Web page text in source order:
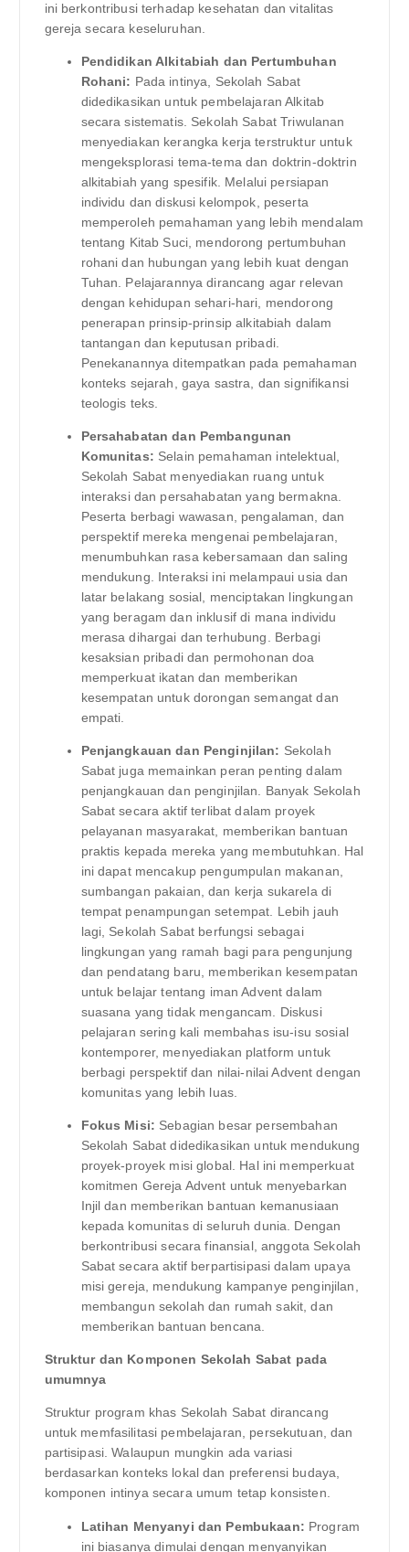
ini berkontribusi terhadap kesehatan dan vitalitas
gereja secara keseluruhan.
Pendidikan Alkitabiah dan Pertumbuhan
Rohani: Pada intinya, Sekolah Sabat
didedikasikan untuk pembelajaran Alkitab
secara sistematis. Sekolah Sabat Triwulanan
menyediakan kerangka kerja terstruktur untuk
mengeksplorasi tema-tema dan doktrin-doktrin
alkitabiah yang spesifik. Melalui persiapan
individu dan diskusi kelompok, peserta
memperoleh pemahaman yang lebih mendalam
tentang Kitab Suci, mendorong pertumbuhan
rohani dan hubungan yang lebih kuat dengan
Tuhan. Pelajarannya dirancang agar relevan
dengan kehidupan sehari-hari, mendorong
penerapan prinsip-prinsip alkitabiah dalam
tantangan dan keputusan pribadi.
Penekanannya ditempatkan pada pemahaman
konteks sejarah, gaya sastra, dan signifikansi
teologis teks.
Persahabatan dan Pembangunan
Komunitas: Selain pemahaman intelektual,
Sekolah Sabat menyediakan ruang untuk
interaksi dan persahabatan yang bermakna.
Peserta berbagi wawasan, pengalaman, dan
perspektif mereka mengenai pembelajaran,
menumbuhkan rasa kebersamaan dan saling
mendukung. Interaksi ini melampaui usia dan
latar belakang sosial, menciptakan lingkungan
yang beragam dan inklusif di mana individu
merasa dihargai dan terhubung. Berbagi
kesaksian pribadi dan permohonan doa
memperkuat ikatan dan memberikan
kesempatan untuk dorongan semangat dan
empati.
Penjangkauan dan Penginjilan: Sekolah
Sabat juga memainkan peran penting dalam
penjangkauan dan penginjilan. Banyak Sekolah
Sabat secara aktif terlibat dalam proyek
pelayanan masyarakat, memberikan bantuan
praktis kepada mereka yang membutuhkan. Hal
ini dapat mencakup pengumpulan makanan,
sumbangan pakaian, dan kerja sukarela di
tempat penampungan setempat. Lebih jauh
lagi, Sekolah Sabat berfungsi sebagai
lingkungan yang ramah bagi para pengunjung
dan pendatang baru, memberikan kesempatan
untuk belajar tentang iman Advent dalam
suasana yang tidak mengancam. Diskusi
pelajaran sering kali membahas isu-isu sosial
kontemporer, menyediakan platform untuk
berbagi perspektif dan nilai-nilai Advent dengan
komunitas yang lebih luas.
Fokus Misi: Sebagian besar persembahan
Sekolah Sabat didedikasikan untuk mendukung
proyek-proyek misi global. Hal ini memperkuat
komitmen Gereja Advent untuk menyebarkan
Injil dan memberikan bantuan kemanusiaan
kepada komunitas di seluruh dunia. Dengan
berkontribusi secara finansial, anggota Sekolah
Sabat secara aktif berpartisipasi dalam upaya
misi gereja, mendukung kampanye penginjilan,
membangun sekolah dan rumah sakit, dan
memberikan bantuan bencana.
Struktur dan Komponen Sekolah Sabat pada
umumnya
Struktur program khas Sekolah Sabat dirancang
untuk memfasilitasi pembelajaran, persekutuan, dan
partisipasi. Walaupun mungkin ada variasi
berdasarkan konteks lokal dan preferensi budaya,
komponen intinya secara umum tetap konsisten.
Latihan Menyanyi dan Pembukaan: Program
ini biasanya dimulai dengan menyanyikan